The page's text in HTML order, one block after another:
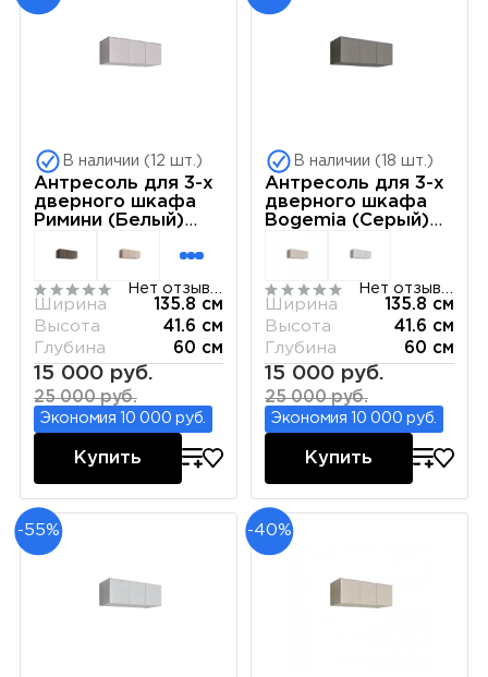
В наличии (12 шт.)
Антресоль для 3-х
дверного шкафа
Римини (Белый)
Ширина
135.8 см
Высота
41.6 см
Глубина
60 см
15 000 руб.
25 000 руб.
Экономия 10 000 руб.
Купить
В наличии (18 шт.)
Антресоль для 3-х
дверного шкафа
Bogemia (Серый)
Ширина
135.8 см
Высота
41.6 см
Глубина
60 см
15 000 руб.
25 000 руб.
Экономия 10 000 руб.
Купить
-55% -40%